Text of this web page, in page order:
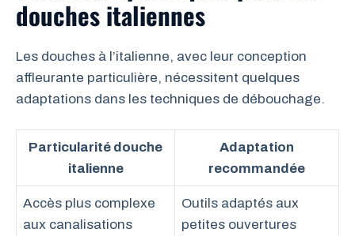
douches italiennes
Les douches à l’italienne, avec leur conception
affleurante particulière, nécessitent quelques
adaptations dans les techniques de débouchage.
Particularité douche
italienne
Adaptation
recommandée
Accès plus complexe
aux canalisations
Outils adaptés aux
petites ouvertures